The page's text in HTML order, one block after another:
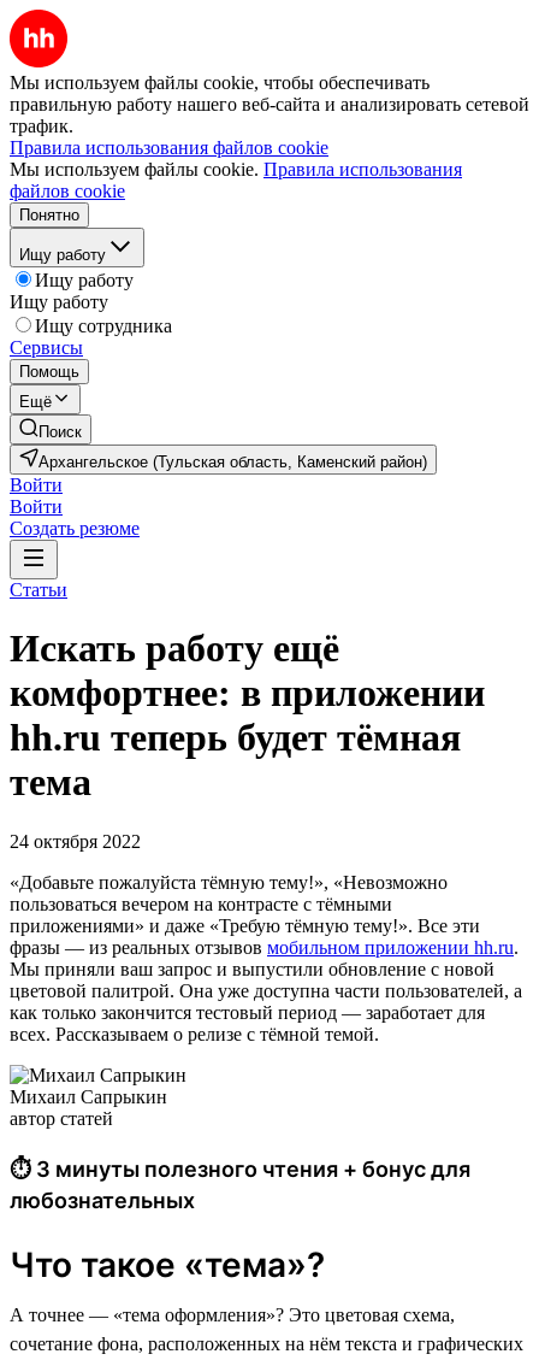
Мы используем файлы cookie, чтобы обеспечивать
правильную работу нашего веб-сайта и анализировать сетевой
трафик.
Правила использования файлов cookie
Мы используем файлы cookie. Правила использования
файлов cookie
Понятно
Ищу работу
Ищу работу
Ищу работу
Ищу сотрудника
Сервисы
Помощь
Ещё
Поиск
Архангельское (Тульская область, Каменский район)
Войти
Войти
Создать резюме
Статьи
Искать работу ещё
комфортнее: в приложении
hh.ru теперь будет тёмная
тема
24 октября 2022
«Добавьте пожалуйста тёмную тему!», «Невозможно
пользоваться вечером на контрасте с тёмными
приложениями» и даже «Требую тёмную тему!». Все эти
фразы — из реальных отзывов мобильном приложении hh.ru.
Мы приняли ваш запрос и выпустили обновление с новой
цветовой палитрой. Она уже доступна части пользователей, а
как только закончится тестовый период — заработает для
всех. Рассказываем о релизе с тёмной темой.
Михаил Сапрыкин
автор статей
⏱ 3 минуты полезного чтения + бонус для
любознательных
Что такое «тема»?
А точнее — «тема оформления»? Это цветовая схема,
сочетание фона, расположенных на нём текста и графических